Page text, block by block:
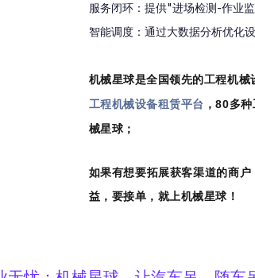
服务闭环：提供"进场检测-作业
智能调度：通过大数据分析优化
机械星球是全国领先的工程机
工程机械设备租赁平台 ，80多
械星球；
如果有想要拓展获客渠道的商
益，要接单，就上机械星球！